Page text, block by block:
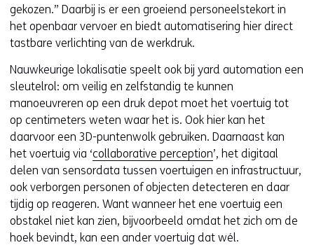
gekozen.” Daarbij is er een groeiend personeelstekort in
het openbaar vervoer en biedt automatisering hier direct
tastbare verlichting van de werkdruk.
Nauwkeurige lokalisatie speelt ook bij yard automation een
sleutelrol: om veilig en zelfstandig te kunnen
manoeuvreren op een druk depot moet het voertuig tot
op centimeters weten waar het is. Ook hier kan het
daarvoor een 3D-puntenwolk gebruiken. Daarnaast kan
het voertuig via ‘collaborative perception’, het digitaal
delen van sensordata tussen voertuigen en infrastructuur,
ook verborgen personen of objecten detecteren en daar
tijdig op reageren. Want wanneer het ene voertuig een
obstakel niet kan zien, bijvoorbeeld omdat het zich om de
hoek bevindt, kan een ander voertuig dat wél.